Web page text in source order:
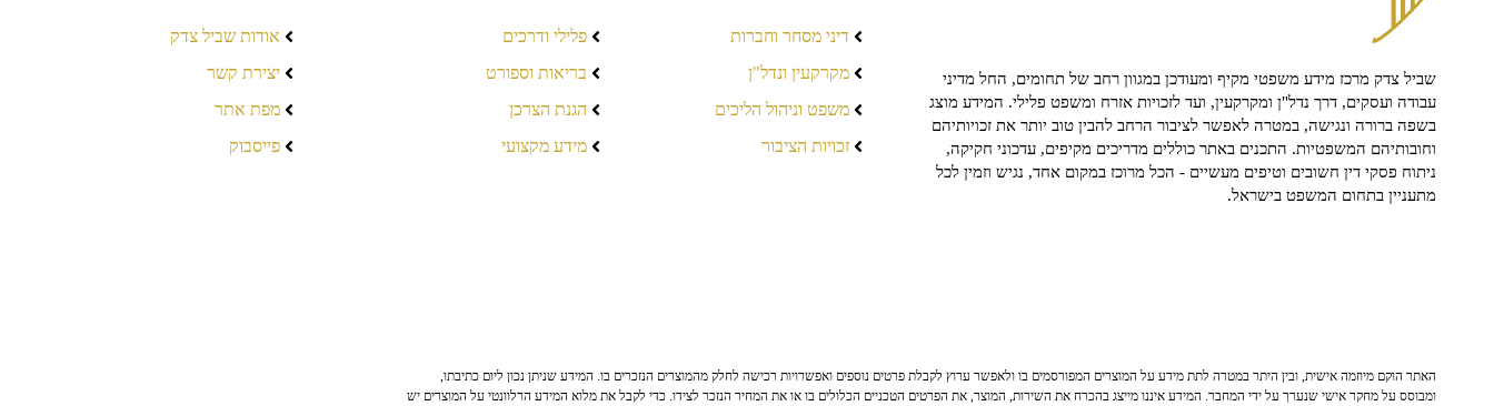
שביל צדק מרכז מידע משפטי מקיף ומעודכן במגוון רחב של תחומים, החל מדיני
עבודה ועסקים, דרך נדל"ן ומקרקעין, ועד לזכויות אזרח ומשפט פלילי. המידע מוצג
בשפה ברורה ונגישה, במטרה לאפשר לציבור הרחב להבין טוב יותר את זכויותיהם
וחובותיהם המשפטיות. התכנים באתר כוללים מדריכים מקיפים, עדכוני חקיקה,
ניתוח פסקי דין חשובים וטיפים מעשיים - הכל מרוכז במקום אחד, נגיש וזמין לכל
מתעניין בתחום המשפט בישראל.
דיני מסחר וחברות
מקרקעין ונדל"ן
משפט וניהול הליכים
זכויות הציבור
פלילי ודרכים
בריאות וספורט
הגנת הצרכן
מידע מקצועי
אודות שביל צדק
יצירת קשר
מפת אתר
פייסבוק
האתר הוקם מיוזמה אישית, ובין היתר במטרה לתת מידע על המוצרים המפורסמים בו ולאפשר ערוץ לקבלת פרטים נוספים ואפשרויות רכישה לחלק מהמוצרים הנזכרים בו. המידע שניתן נכון ליום כתיבתו,
ומבוסס על מחקר אישי שנערך על ידי המחבר. המידע איננו מייצג בהכרח את השירות, המוצר, את הפרטים הטכניים הכלולים בו או את המחיר הנזכר לצידו. כדי לקבל את מלוא המידע הרלוונטי על המוצרים יש